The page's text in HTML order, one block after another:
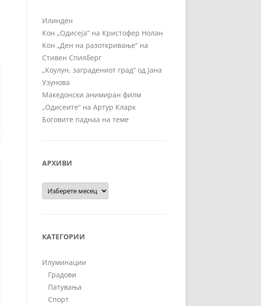
Илинден
Кон „Одисеја“ на Кристофер Нолан
Кон „Ден на разоткривање“ на
Стивен Спилберг
„Коулун, заградениот град“ од Јана
Узунова
Македонски анимиран филм
„Одисеите“ на Артур Кларк
Боговите паднаа на теме
АРХИВИ
Архиви
КАТЕГОРИИ
Илуминации
Градови
Патувања
Спорт